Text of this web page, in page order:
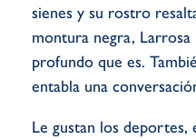
sienes y su rostro
montura negra,
profundo que es.
entabla una
Le gustan los